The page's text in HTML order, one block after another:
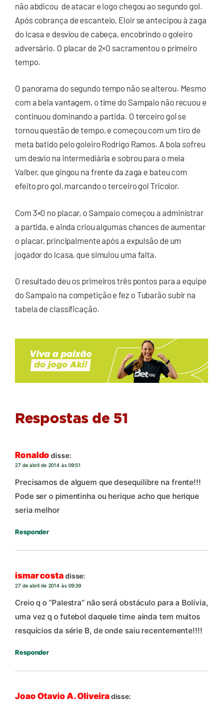
não abdicou de atacar e logo chegou ao segundo gol.
Após cobrança de escanteio, Eloir se antecipou à zaga
do Icasa e desviou de cabeça, encobrindo o goleiro
adversário. O placar de 2×0 sacramentou o primeiro
tempo.
O panorama do segundo tempo não se alterou. Mesmo
com a bela vantagem, o time do Sampaio não recuou e
continuou dominando a partida. O terceiro gol se
tornou questão de tempo, e começou com um tiro de
meta batido pelo goleiro Rodrigo Ramos. A bola sofreu
um desvio na intermediária e sobrou para o meia
Valber, que gingou na frente da zaga e bateu com
efeito pro gol, marcando o terceiro gol Tricolor.
Com 3×0 no placar, o Sampaio começou a administrar
a partida, e ainda criou algumas chances de aumentar
o placar, principalmente após a expulsão de um
jogador do Icasa, que simulou uma falta.
O resultado deu os primeiros três pontos para a equipe
do Sampaio na competição e fez o Tubarão subir na
tabela de classificação.
Respostas de 51
Ronaldo disse:
27 de abril de 2014 às 09:51
Precisamos de alguem que desequilibre na frente!!!
Pode ser o pimentinha ou herique acho que herique
seria melhor
Responder
ismar costadisse:
27 de abril de 2014 às 09:39
Creio q o “Palestra” não será obstáculo para a Bolívia,
uma vez q o futebol daquele time ainda tem muitos
resquícios da série B, de onde saiu recentemente!!!!
Responder
Joao Otavio A. Oliveiradisse: